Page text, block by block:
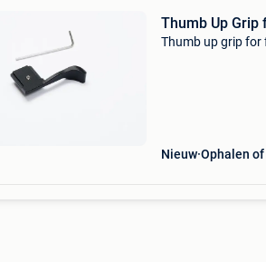
Thumb Up Grip
Thumb up grip
Nieuw Ophalen